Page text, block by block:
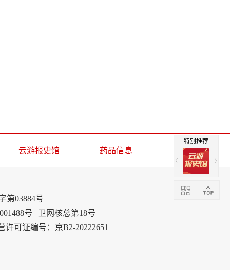
云游报史馆 药品信息
第03884号
号 | 卫网核总第18号
可证编号：京B2-20222651
特别推荐